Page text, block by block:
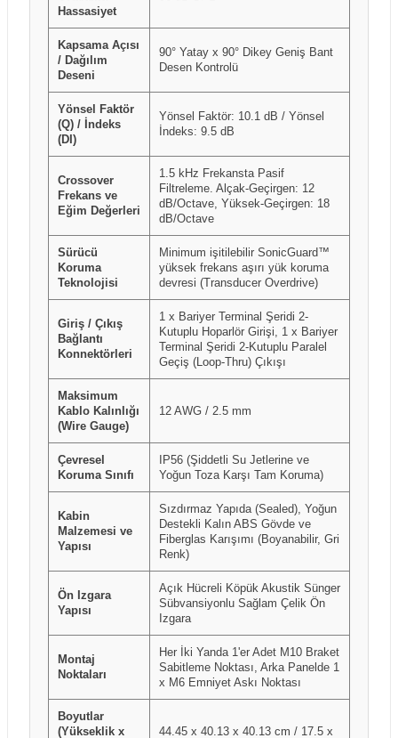
Hassasiyet
Kapsama Açısı
/ Dağılım
Deseni
90° Yatay x 90° Dikey Geniş Bant
Desen Kontrolü
Yönsel Faktör
(Q) / İndeks
(DI)
Yönsel Faktör: 10.1 dB / Yönsel
İndeks: 9.5 dB
Crossover
Frekans ve
Eğim Değerleri
1.5 kHz Frekansta Pasif
Filtreleme. Alçak-Geçirgen: 12
dB/Octave, Yüksek-Geçirgen: 18
dB/Octave
Sürücü
Koruma
Teknolojisi
Minimum işitilebilir SonicGuard™
yüksek frekans aşırı yük koruma
devresi (Transducer Overdrive)
Giriş / Çıkış
Bağlantı
Konnektörleri
1 x Bariyer Terminal Şeridi 2-
Kutuplu Hoparlör Girişi, 1 x Bariyer
Terminal Şeridi 2-Kutuplu Paralel
Geçiş (Loop-Thru) Çıkışı
Maksimum
Kablo Kalınlığı
(Wire Gauge)
12 AWG / 2.5 mm
Çevresel
Koruma Sınıfı
IP56 (Şiddetli Su Jetlerine ve
Yoğun Toza Karşı Tam Koruma)
Kabin
Malzemesi ve
Yapısı
Sızdırmaz Yapıda (Sealed), Yoğun
Destekli Kalın ABS Gövde ve
Fiberglas Karışımı (Boyanabilir, Gri
Renk)
Ön Izgara
Yapısı
Açık Hücreli Köpük Akustik Sünger
Sübvansiyonlu Sağlam Çelik Ön
Izgara
Montaj
Noktaları
Her İki Yanda 1'er Adet M10 Braket
Sabitleme Noktası, Arka Panelde 1
x M6 Emniyet Askı Noktası
Boyutlar
(Yükseklik x
44.45 x 40.13 x 40.13 cm / 17.5 x